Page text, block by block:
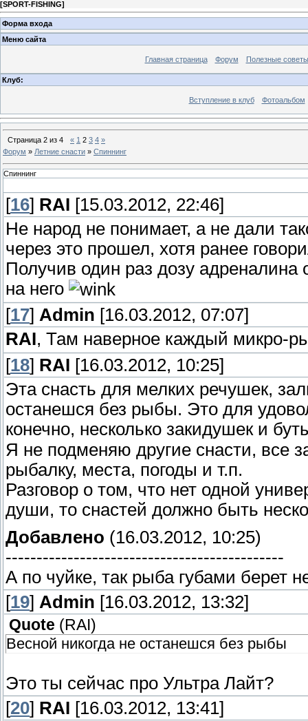
[SPORT-FISHING]
Форма входа
Меню сайта
Главная страница Форум Полезные советы
Клуб:
Вступление в клуб Фотоальбом
Страница 2 из 4 « 1 2 3 4 »
Форум » Летние снасти » Спиннинг
Спиннинг
[16] RAI [15.03.2012, 22:46]
Не народ не понимает, а не дали
через это прошел, хотя ранее
Получив один раз дозу
на него
[17] Admin [16.03.2012, 07:07]
RAI, Там наверное каждый микро-
[18] RAI [16.03.2012, 10:25]
Эта снасть для мелких речушек,
останешся без рыбы. Это для
конечно, несколько закидушек и
Я не подменяю другие снасти, все
рыбалку, места, погоды и т.п.
Разговор о том, что нет одной
души, то снастей должно быть
Добавлено (16.03.2012, 10:25)
---------------------------------------------
А по чуйке, так рыба губами берет
[19] Admin [16.03.2012, 13:32]
Quote (RAI)
Весной никогда не останешся без рыбы
Это ты сейчас про Ультра Лайт?
[20] RAI [16.03.2012, 13:41]